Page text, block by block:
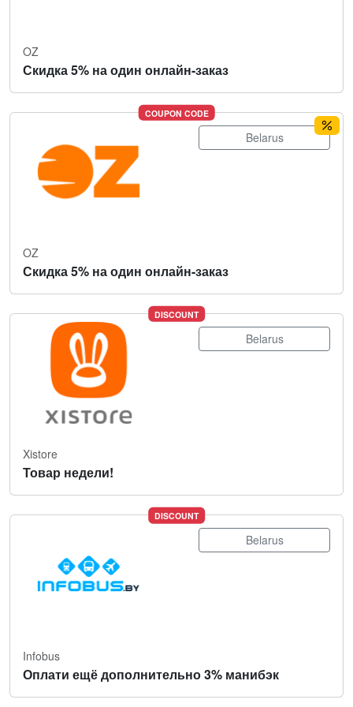
OZ
Скидка 5% на один онлайн-заказ
COUPON CODE
Belarus
OZ
Скидка 5% на один онлайн-заказ
DISCOUNT
Belarus
Xistore
Товар недели!
DISCOUNT
Belarus
Infobus
Оплати ещё дополнительно 3% манибэк